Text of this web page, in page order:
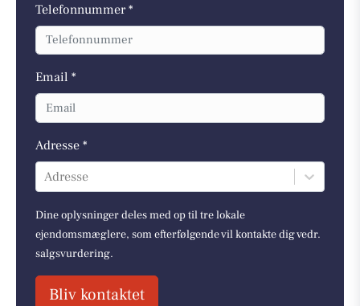
Telefonnummer *
Email *
Adresse *
Adresse
Dine oplysninger deles med op til tre lokale
ejendomsmæglere, som efterfølgende vil kontakte dig vedr.
salgsvurdering.
Bliv kontaktet